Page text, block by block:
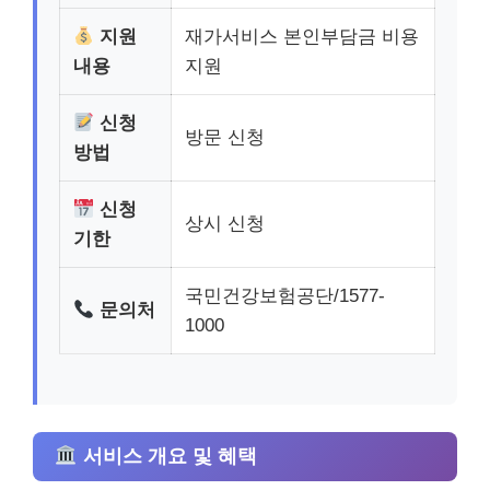
지원
내용
재가서비스 본인부담금 비용
지원
신청
방법
방문 신청
신청
기한
상시 신청
문의처
국민건강보험공단/1577-
1000
서비스 개요 및 혜택